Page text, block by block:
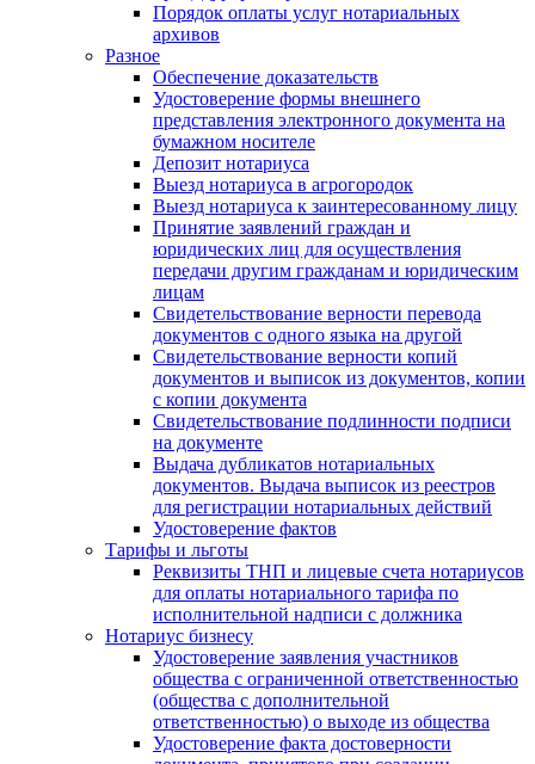
Порядок оплаты услуг нотариальных
архивов
Разное
Обеспечение доказательств
Удостоверение формы внешнего
представления электронного документа на
бумажном носителе
Депозит нотариуса
Выезд нотариуса в агрогородок
Выезд нотариуса к заинтересованному лицу
Принятие заявлений граждан и
юридических лиц для осуществления
передачи другим гражданам и юридическим
лицам
Свидетельствование верности перевода
документов с одного языка на другой
Свидетельствование верности копий
документов и выписок из документов, копии
с копии документа
Свидетельствование подлинности подписи
на документе
Выдача дубликатов нотариальных
документов. Выдача выписок из реестров
для регистрации нотариальных действий
Удостоверение фактов
Тарифы и льготы
Реквизиты ТНП и лицевые счета нотариусов
для оплаты нотариального тарифа по
исполнительной надписи с должника
Нотариус бизнесу
Удостоверение заявления участников
общества с ограниченной ответственностью
(общества с дополнительной
ответственностью) о выходе из общества
Удостоверение факта достоверности